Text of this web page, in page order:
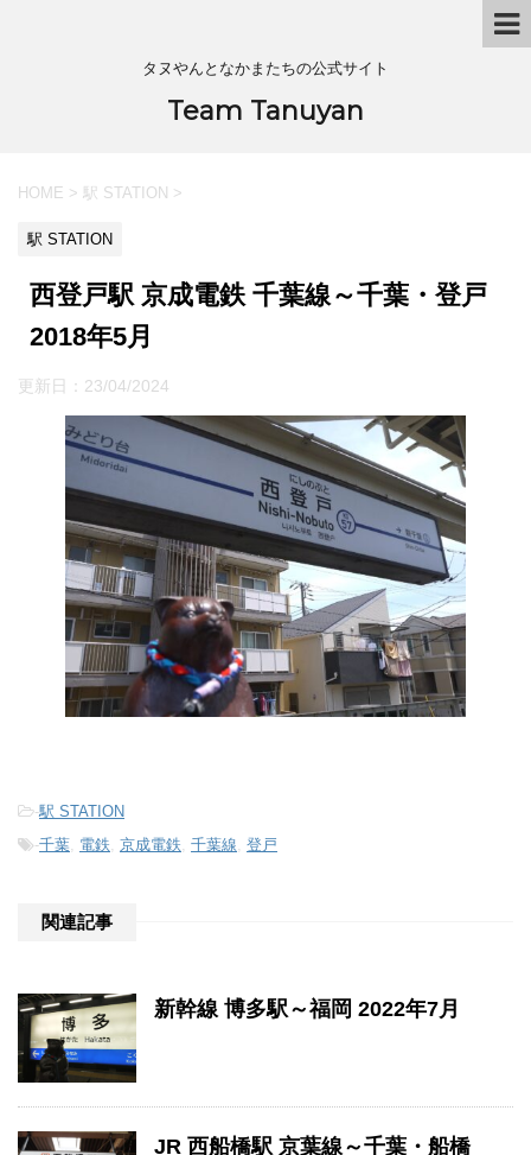
タヌやんとなかまたちの公式サイト
Team Tanuyan
HOME > 駅 STATION >
駅 STATION
西登戸駅 京成電鉄 千葉線～千葉・登戸
2018年5月
更新日： 23/04/2024
-駅 STATION
-千葉 電鉄 京成電鉄 千葉線 登戸
関連記事
新幹線 博多駅～福岡 2022年7月
JR 西船橋駅 京葉線～千葉・船橋